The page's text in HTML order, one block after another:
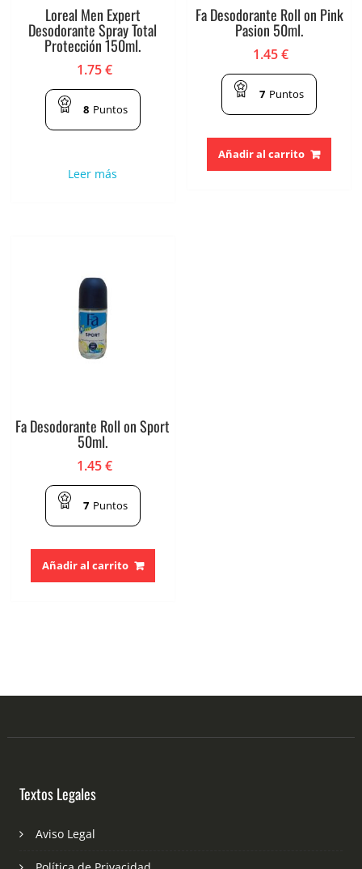
Loreal Men Expert
Desodorante Spray Total
Protección 150ml.
1.75€
8 Puntos
Leer más
Fa Desodorante Roll on Pink
Pasion 50ml.
1.45€
7 Puntos
Añadir al carrito
Fa Desodorante Roll on Sport
50ml.
1.45€
7 Puntos
Añadir al carrito
Textos Legales
Aviso Legal